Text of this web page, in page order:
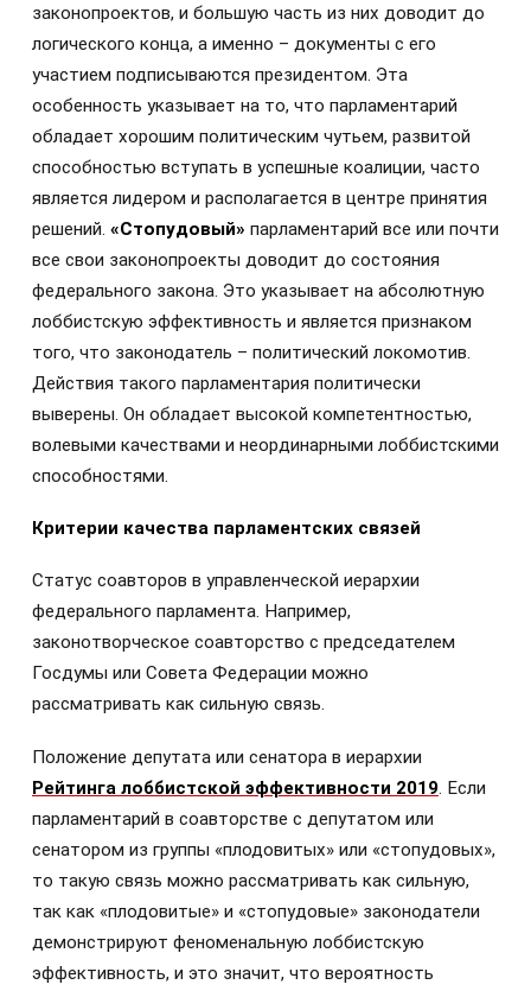
законопроектов, и большую часть из них доводит до
логического конца, а именно – документы с его
участием подписываются президентом. Эта
особенность указывает на то, что парламентарий
обладает хорошим политическим чутьем, развитой
способностью вступать в успешные коалиции, часто
является лидером и располагается в центре принятия
решений. «Стопудовый» парламентарий все или почти
все свои законопроекты доводит до состояния
федерального закона. Это указывает на абсолютную
лоббистскую эффективность и является признаком
того, что законодатель – политический локомотив.
Действия такого парламентария политически
выверены. Он обладает высокой компетентностью,
волевыми качествами и неординарными лоббистскими
способностями.
Критерии качества парламентских связей
Статус соавторов в управленческой иерархии
федерального парламента. Например,
законотворческое соавторство с председателем
Госдумы или Совета Федерации можно
рассматривать как сильную связь.
Положение депутата или сенатора в иерархии
Рейтинга лоббистской эффективности 2019. Если
парламентарий в соавторстве с депутатом или
сенатором из группы «плодовитых» или «стопудовых»,
то такую связь можно рассматривать как сильную,
так как «плодовитые» и «стопудовые» законодатели
демонстрируют феноменальную лоббистскую
эффективность, и это значит, что вероятность